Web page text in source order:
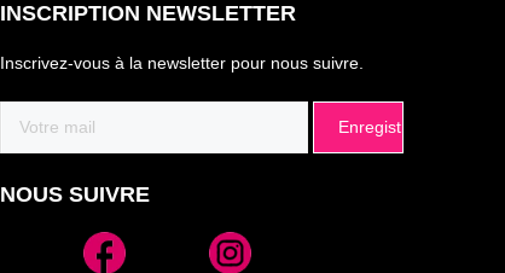
INSCRIPTION NEWSLETTER
Inscrivez-vous à la newsletter pour nous suivre.
Alternative:
NOUS SUIVRE